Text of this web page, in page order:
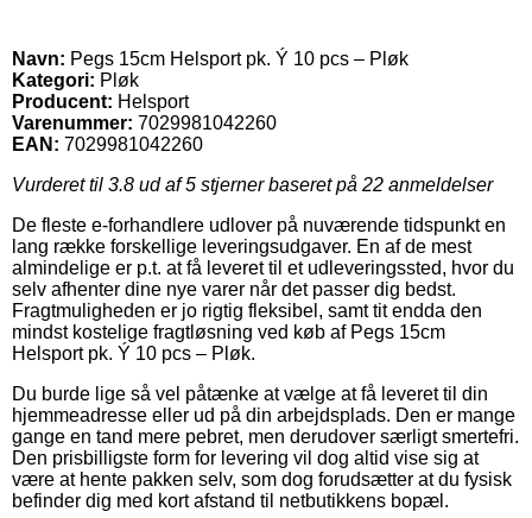
Navn: Pegs 15cm Helsport pk. Ý 10 pcs – Pløk
Kategori: Pløk
Producent: Helsport
Varenummer: 7029981042260
EAN: 7029981042260
Vurderet til 3.8 ud af 5 stjerner baseret på 22 anmeldelser
De fleste e-forhandlere udlover på nuværende tidspunkt en
lang række forskellige leveringsudgaver. En af de mest
almindelige er p.t. at få leveret til et udleveringssted, hvor du
selv afhenter dine nye varer når det passer dig bedst.
Fragtmuligheden er jo rigtig fleksibel, samt tit endda den
mindst kostelige fragtløsning ved køb af Pegs 15cm
Helsport pk. Ý 10 pcs – Pløk.
Du burde lige så vel påtænke at vælge at få leveret til din
hjemmeadresse eller ud på din arbejdsplads. Den er mange
gange en tand mere pebret, men derudover særligt smertefri.
Den prisbilligste form for levering vil dog altid vise sig at
være at hente pakken selv, som dog forudsætter at du fysisk
befinder dig med kort afstand til netbutikkens bopæl.